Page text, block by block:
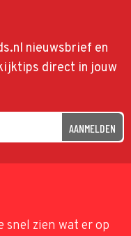
nieuwsbrief en
direct in jouw
AANMELDEN
snel zien wat er op